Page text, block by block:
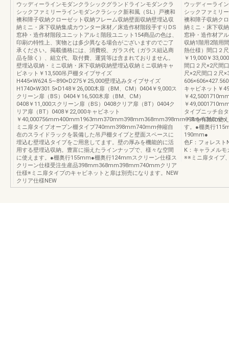
ウッディーラインモダンクラシックグランドラインモダンクラ
シックファミリーラインモダンクラシック新和風（SL）戸襖和
襖和障子収納クローゼット収納フレーム収納壁面収納壁埋込収
納ミニ・床下収納集成カウンター床材／床造作材階段手すりDS
窓枠・造作材階段ユニットアルミ階段ユニット154商品の色は、
印刷の特性上、実物とは多少異なる場合がございますのでご了
承ください。掲載価格には、消費税、ガラス代（ガラス組込商
品を除く）、組立代、取付費、運賃等は含まれておりません。
壁埋込収納・ミニ収納・床下収納収納壁埋込収納ミニ収納キャ
ビネット￥13,500吊戸棚タイプサイズ
H445×W624.5∼890×D275￥25,000壁埋込みタイプサイズ
H1740×W301.5×D148￥26,000木扉（BM、CM）0404￥9,000ス
クリーン扉（BS）0404￥16,500木扉（BM、CM）
0408￥11,000スクリーン扉（BS）0408クリア扉（BT）0404ク
リア扉（BT）0408￥22,000キャビネット
￥40,000756mm400mm1963mm370mm398mm368mm398mm398mm368mm
ミニ扉タイプオープン棚タイプ740mm398mm740mm伸縮自
在のスライドラックを装備した吊戸棚タイプと壁面スペースに
埋込む壁埋込タイプをご用意してます。壁の厚みを機能的に活
用する壁埋込収納。豊富に揃えたラインナップで、様々な空間
に使えます。●棚奥行155mm●棚奥行124mmスクリーン仕様ス
クリーン仕様受注生産品398mm368mm398mm740mmクリア
仕様※ミニ扉タイプのキャビネットと扉は別売になります。NEW
クリア仕様NEW
ウッディーライ
シックファミリ
襖和障子収納ク
納ミニ・床下収
窓枠・造作材ア
収納1階用2階用
熱仕様）間口２
￥19,000￥
間口２尺×2尺間
尺×2尺間口２尺
キャビネット￥
￥
￥
タイプニッチ台
ースを有効に使
す。●棚奥行
190mm● の
色F：フォレスト
K：キャラメル
※※ミニ扉タイプ